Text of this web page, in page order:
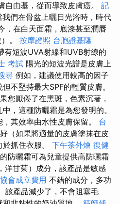
自由基，從而導致皮膚癌。 記
我們在骨盆上曬日光浴時，時代
，在白天面霜，底漆甚至潤唇
。 按摩證照 台胞證基隆
有短波UVA射線和UVB射線的
考試 陽光的短波光譜是皮膚上
尋 例如，建議使用較高的因子
不堅持最大SPF的輕質皮膚。
您厭倦了在黑斑，色素沉著，
，這種防曬霜是為您發明的。
其效率由水性皮膚保留。 台
（如果將適量的皮膚塗抹在皮
抓住衣服。 下午茶外燴 復健
防曬霜可為兒童提供高防曬霜
洋甘菊）成分，該產品是敏感
協會成立費用 不錯的成分，多功
該產品減少了，不會阻塞毛